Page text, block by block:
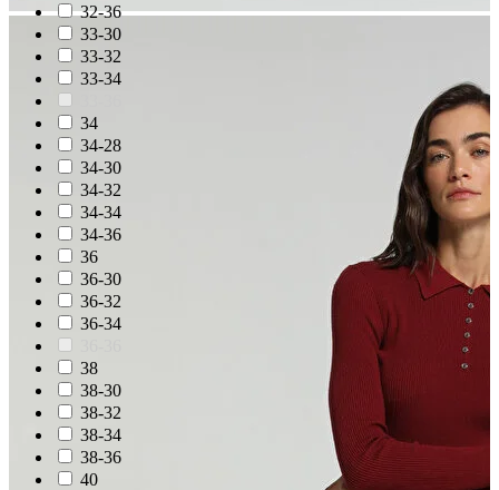
32-36
33-30
33-32
33-34
34
34-28
34-30
34-32
34-34
34-36
36
36-30
36-32
36-34
38
38-30
38-32
38-34
38-36
40